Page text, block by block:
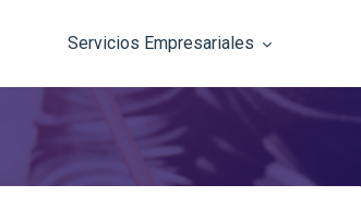
Pasar al contenido principal
Servicios Empresariales